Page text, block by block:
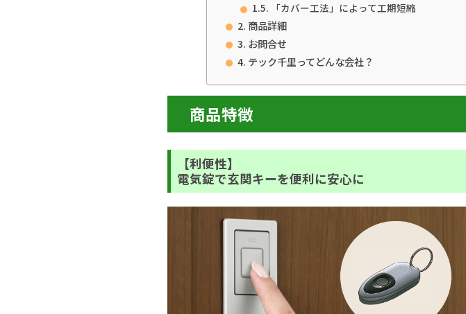
「カバー工法」によって工期短縮
商品詳細
お問合せ
テック千里ってどんな会社？
商品特徴
【利便性】
電気錠で玄関キーを便利に安心に